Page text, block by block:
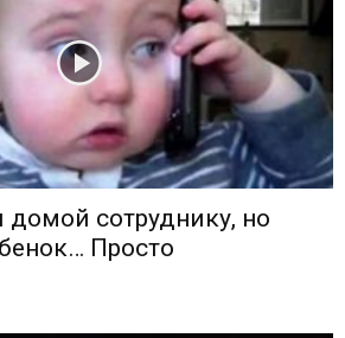
домой сотруднику, но
Просто